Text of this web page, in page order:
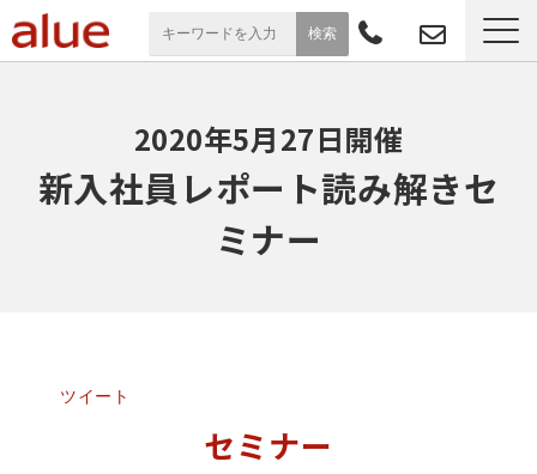
導入事例
お役立ち情報
2020年5月27日開催
新入社員レポート読み解きセ
ミナー
ツイート
セミナー